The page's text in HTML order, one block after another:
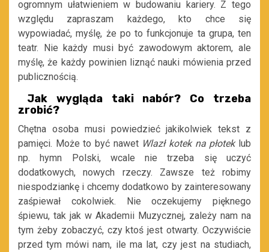
ogromnym ułatwieniem w budowaniu kariery. Z tego
względu zapraszam każdego, kto chce się
wypowiadać, myślę, że po to funkcjonuje ta grupa, ten
teatr. Nie każdy musi być zawodowym aktorem, ale
myślę, że każdy powinien liznąć nauki mówienia przed
publicznością.
Jak wygląda taki nabór? Co trzeba
zrobić?
Chętna osoba musi powiedzieć jakikolwiek tekst z
pamięci. Może to być nawet Wlazł kotek na płoteklub
np. hymn Polski, wcale nie trzeba się uczyć
dodatkowych, nowych rzeczy. Zawsze też robimy
niespodziankę i chcemy dodatkowo by zainteresowany
zaśpiewał cokolwiek. Nie oczekujemy pięknego
śpiewu, tak jak w Akademii Muzycznej, zależy nam na
tym żeby zobaczyć, czy ktoś jest otwarty. Oczywiście
przed tym mówi nam, ile ma lat, czy jest na studiach,